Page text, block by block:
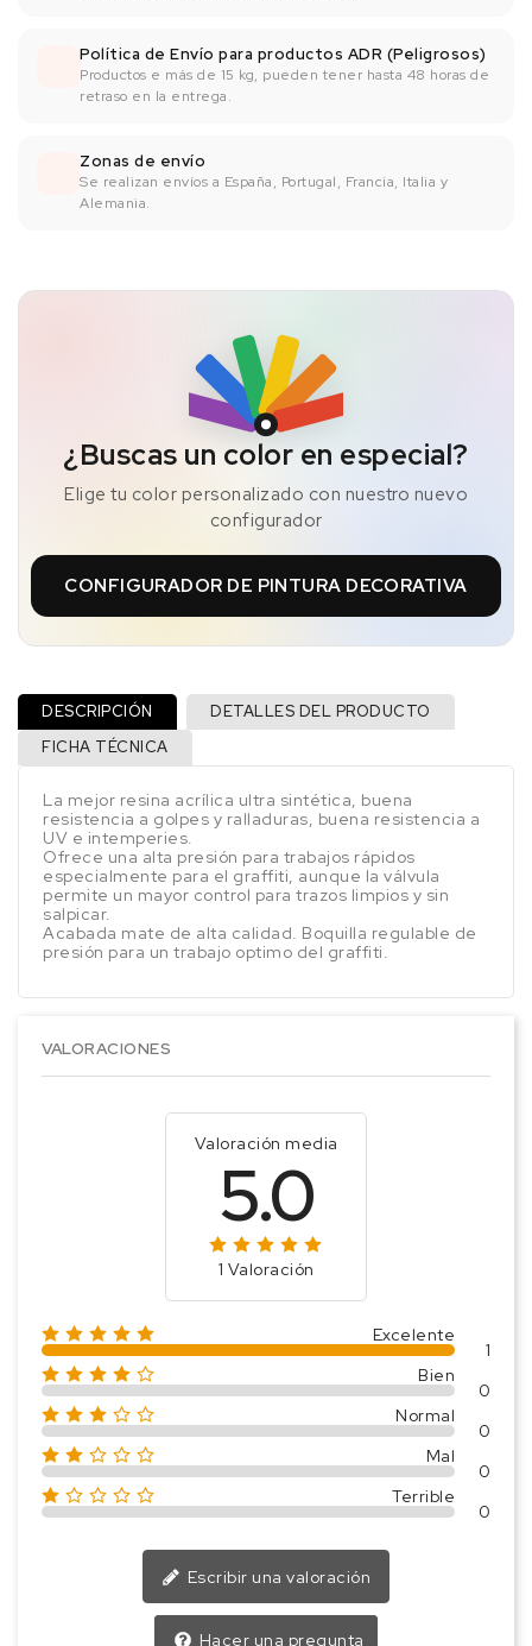
Política de Envío para productos ADR (Peligrosos)
Productos e más de 15 kg, pueden tener hasta 48 horas de
retraso en la entrega.
Zonas de envío
Se realizan envíos a España, Portugal, Francia, Italia y
Alemania.
¿Buscas un color en especial?
Elige tu color personalizado con nuestro nuevo
configurador
CONFIGURADOR DE PINTURA DECORATIVA
DESCRIPCIÓN
DETALLES DEL PRODUCTO
FICHA TÉCNICA
La mejor resina acrílica ultra sintética, buena
resistencia a golpes y ralladuras, buena resistencia a
UV e intemperies.
Ofrece una alta presión para trabajos rápidos
especialmente para el graffiti, aunque la válvula
permite un mayor control para trazos limpios y sin
salpicar.
Acabada mate de alta calidad. Boquilla regulable de
presión para un trabajo optimo del graffiti.
VALORACIONES
Valoración media
5.0
1 Valoración
Excelente
1
Bien
0
Normal
0
Mal
0
Terrible
0
Escribir una valoración
Hacer una pregunta